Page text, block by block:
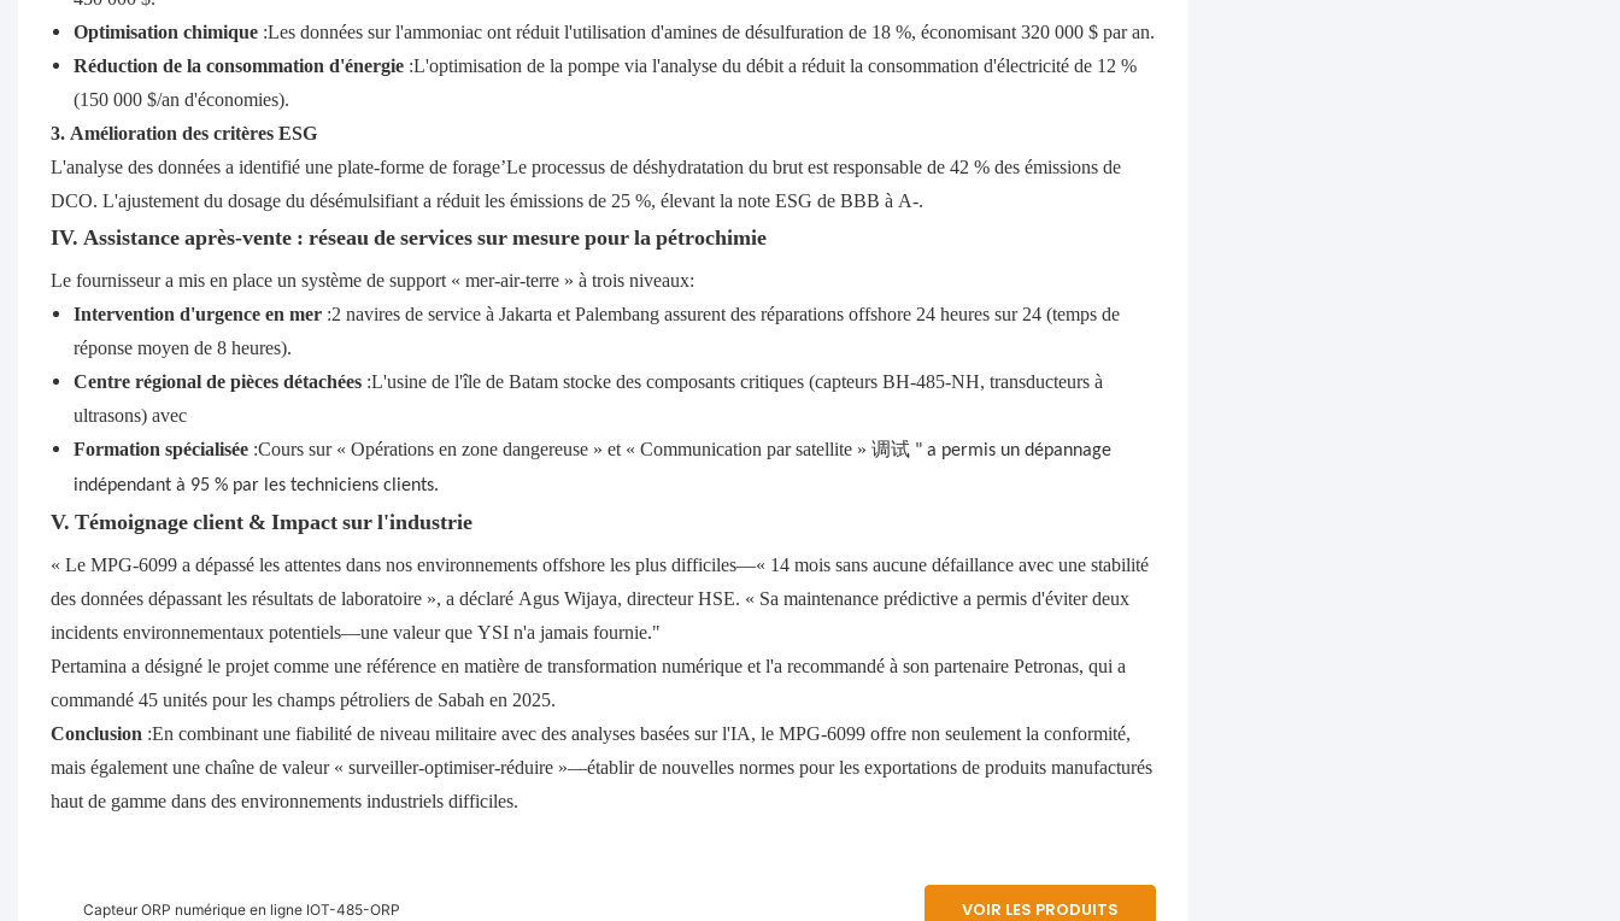
Optimisation chimique :Les données sur l'ammoniac ont réduit l'utilisation d'amines de désulfuration de 18 %, économisant 320 000 $ par an.
Réduction de la consommation d'énergie :L'optimisation de la pompe via l'analyse du débit a réduit la consommation d'électricité de 12 %
(150 000 $/an d'économies).
3. Amélioration des critères ESG
L'analyse des données a identifié une plate-forme de forage’Le processus de déshydratation du brut est responsable de 42 % des émissions de
DCO. L'ajustement du dosage du désémulsifiant a réduit les émissions de 25 %, élevant la note ESG de BBB à A-.
IV. Assistance après-vente : réseau de services sur mesure pour la pétrochimie
Le fournisseur a mis en place un système de support « mer-air-terre » à trois niveaux:
Intervention d'urgence en mer :2 navires de service à Jakarta et Palembang assurent des réparations offshore 24 heures sur 24 (temps de
réponse moyen de 8 heures).
Centre régional de pièces détachées :L'usine de l'île de Batam stocke des composants critiques (capteurs BH-485-NH, transducteurs à
ultrasons) avec
Formation spécialisée :Cours sur « Opérations en zone dangereuse » et « Communication par satellite »调试 " a permis un dépannage
indépendant à 95 % par les techniciens clients.
V. Témoignage client & Impact sur l'industrie
« Le MPG-6099 a dépassé les attentes dans nos environnements offshore les plus difficiles—« 14 mois sans aucune défaillance avec une stabilité
des données dépassant les résultats de laboratoire », a déclaré Agus Wijaya, directeur HSE. « Sa maintenance prédictive a permis d'éviter deux
incidents environnementaux potentiels—une valeur que YSI n'a jamais fournie."
Pertamina a désigné le projet comme une référence en matière de transformation numérique et l'a recommandé à son partenaire Petronas, qui a
commandé 45 unités pour les champs pétroliers de Sabah en 2025.
Conclusion :En combinant une fiabilité de niveau militaire avec des analyses basées sur l'IA, le MPG-6099 offre non seulement la conformité,
mais également une chaîne de valeur « surveiller-optimiser-réduire »—établir de nouvelles normes pour les exportations de produits manufacturés
haut de gamme dans des environnements industriels difficiles.
Capteur ORP numérique en ligne IOT-485-ORP VOIR LES PRODUITS